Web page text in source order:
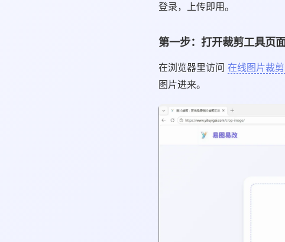
登录，上传即用。
第一步：打开裁剪工具页
在浏览器里访问 在线图片裁
图片进来。